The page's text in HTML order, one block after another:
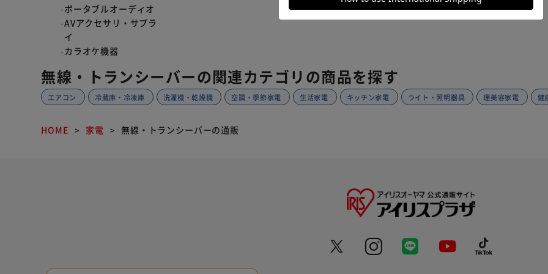
ポータブルオーディオ
AVアクセサリ・サプラ
イ
カラオケ機器
ビルトインキッチン家
電
業務用厨房機器
無線・トランシーバーの関連カテゴリの商品を探す
エアコン 冷蔵庫・冷凍庫 洗濯機・乾燥機 空調・季節家電 生活家電 キッチン家電 ライト・照明器具 理美容家電 健
HOME 家電 無線・トランシーバーの通販